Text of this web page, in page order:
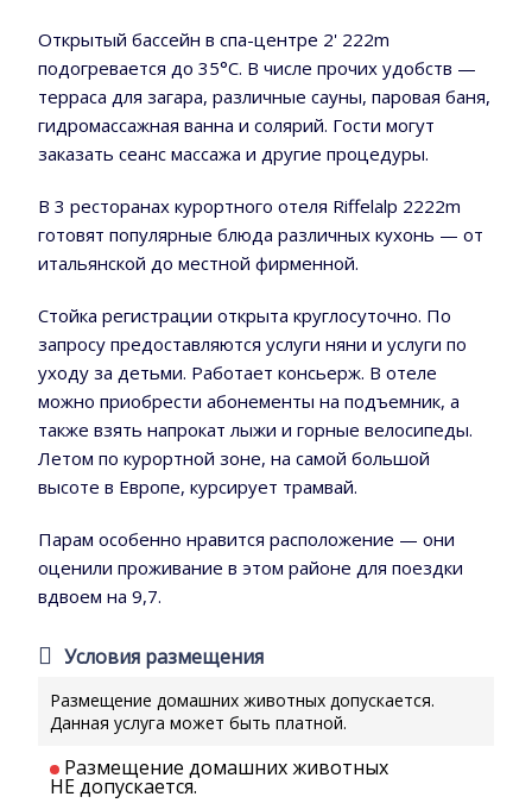
Открытый бассейн в спа-центре 2' 222m
подогревается до 35°C. В числе прочих удобств —
терраса для загара, различные сауны, паровая баня,
гидромассажная ванна и солярий. Гости могут
заказать сеанс массажа и другие процедуры.
В 3 ресторанах курортного отеля Riffelalp 2222m
готовят популярные блюда различных кухонь — от
итальянской до местной фирменной.
Стойка регистрации открыта круглосуточно. По
запросу предоставляются услуги няни и услуги по
уходу за детьми. Работает консьерж. В отеле
можно приобрести абонементы на подъемник, а
также взять напрокат лыжи и горные велосипеды.
Летом по курортной зоне, на самой большой
высоте в Европе, курсирует трамвай.
Парам особенно нравится расположение — они
оценили проживание в этом районе для поездки
вдвоем на 9,7.
Условия размещения
Размещение домашних животных допускается.
Данная услуга может быть платной.
Размещение домашних животных
НЕ допускается.